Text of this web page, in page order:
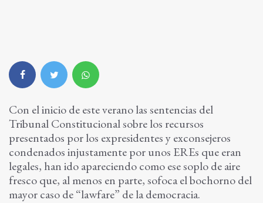
Con el inicio de este verano las sentencias del
Tribunal Constitucional sobre los recursos
presentados por los expresidentes y exconsejeros
condenados injustamente por unos EREs que eran
legales, han ido apareciendo como ese soplo de aire
fresco que, al menos en parte, sofoca el bochorno del
mayor caso de “lawfare” de la democracia.